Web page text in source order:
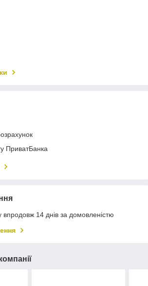
ПриватБанка
14 днів за домовленістю